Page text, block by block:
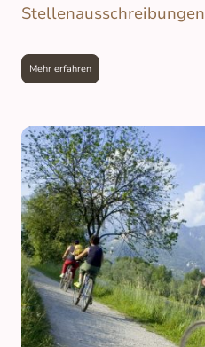
Stellenausschreibungen
Mehr erfahren